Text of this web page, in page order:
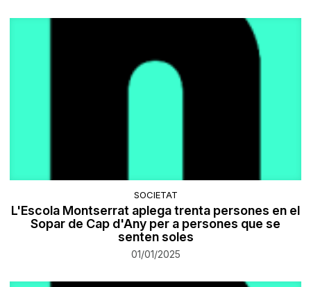
SOCIETAT
L'Escola Montserrat aplega trenta persones en el
Sopar de Cap d'Any per a persones que se
senten soles
01/01/2025